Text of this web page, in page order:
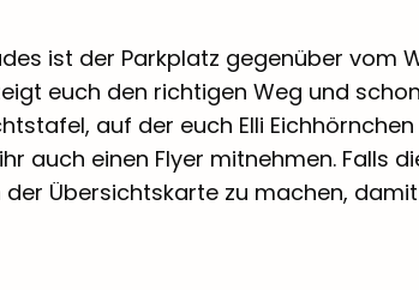
ist der Parkplatz gegenüber vom
euch den richtigen Weg und
auf der euch Elli
auch einen Flyer mitnehmen. Falls
Übersichtskarte zu machen,